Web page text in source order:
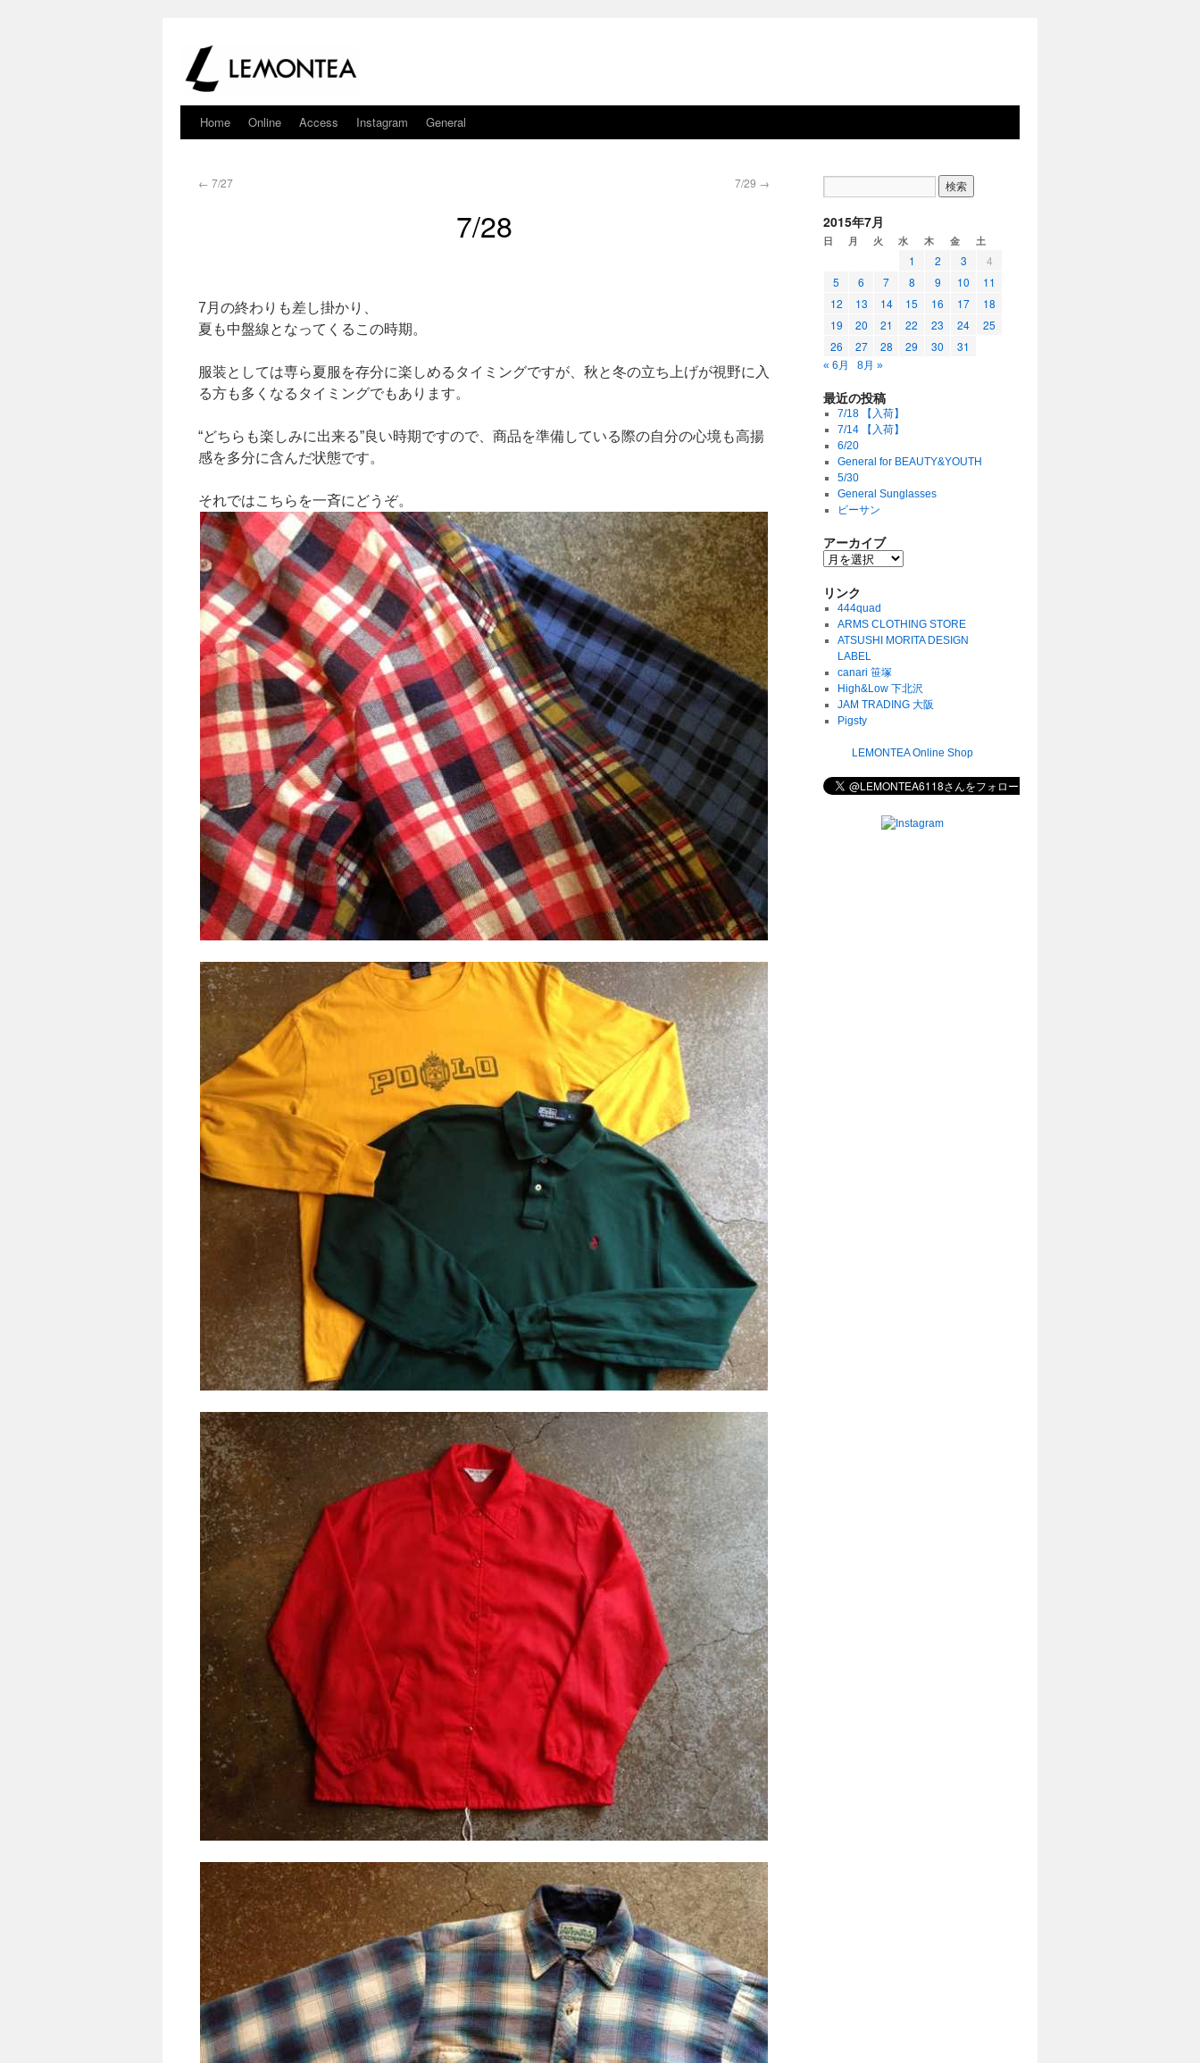
Home Online Access Instagram General
← 7/27 7/29 →
7/28
7月の終わりも差し掛かり、
夏も中盤線となってくるこの時期。
服装としては専ら夏服を存分に楽しめるタイミングですが、秋と冬の立ち上げが視野に入
る方も多くなるタイミングでもあります。
“どちらも楽しみに出来る”良い時期ですので、商品を準備している際の自分の心境も高揚
感を多分に含んだ状態です。
それではこちらを一斉にどうぞ。
2015年7月
日 月 火 水 木 金 土
1 2 3
4
5
6 7 8 9 10
11
12
13 14 15 16 17
18
19
20 21 22 23 24
25
26
27 28 29 30 31
« 6月 8月 »
最近の投稿
7/18 【入荷】
7/14 【入荷】
6/20
General for BEAUTY&YOUTH
5/30
General Sunglasses
ビーサン
アーカイブ
リンク
444quad
ARMS CLOTHING STORE
ATSUSHI MORITA DESIGN
LABEL
canari 笹塚
High&Low 下北沢
JAM TRADING 大阪
Pigsty
LEMONTEA Online Shop